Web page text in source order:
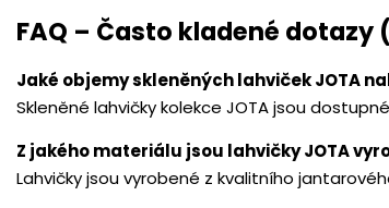
FAQ – Často kladené dotazy
Jaké objemy skleněných lahviček JOTA
Skleněné lahvičky kolekce JOTA jsou
Z jakého materiálu jsou lahvičky JOTA
Lahvičky jsou vyrobené z kvalitního